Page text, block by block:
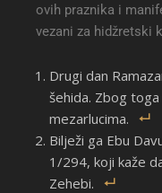
ovih praznika i
vezani za hidžretski
Drugi dan
šehida. Zbog
mezarlucima.
Bilježi ga Ebu
1/294, koji kaže
Zehebi.